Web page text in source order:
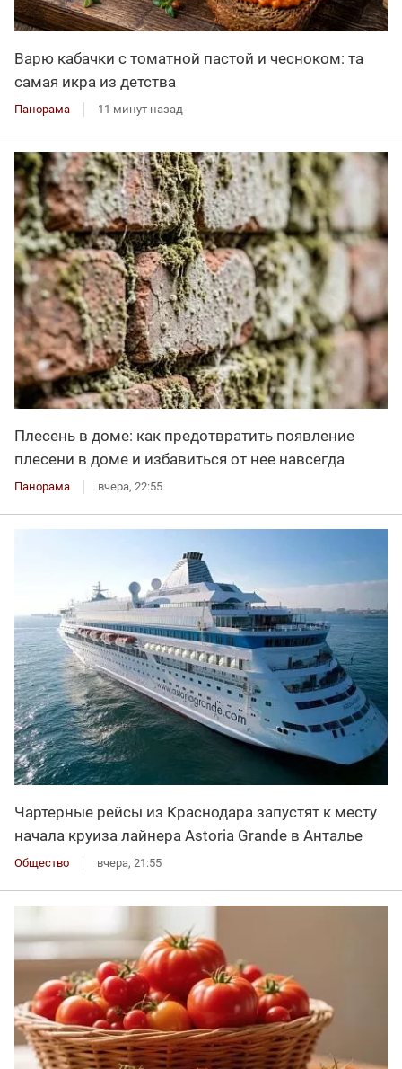
Варю кабачки с томатной пастой и чесноком: та
самая икра из детства
Панорама 11 минут назад
Плесень в доме: как предотвратить появление
плесени в доме и избавиться от нее навсегда
Панорама вчера, 22:55
Чартерные рейсы из Краснодара запустят к месту
начала круиза лайнера Astoria Grande в Анталье
Общество вчера, 21:55